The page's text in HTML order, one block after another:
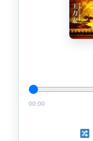
00:00